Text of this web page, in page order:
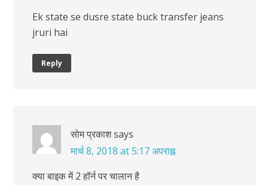
Ek state se dusre state buck transfer jeans
jruri hai
Reply
सोम प्रकाशsays
मार्च 8, 2018 at 5:17 अपराह्न
क्या बाइक में 2 हॉर्न पर चालान है